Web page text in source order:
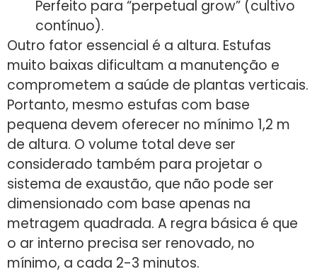
Perfeito para “perpetual grow” (cultivo
contínuo).
Outro fator essencial é a altura. Estufas
muito baixas dificultam a manutenção e
comprometem a saúde de plantas verticais.
Portanto, mesmo estufas com base
pequena devem oferecer no mínimo 1,2 m
de altura. O volume total deve ser
considerado também para projetar o
sistema de exaustão, que não pode ser
dimensionado com base apenas na
metragem quadrada. A regra básica é que
o ar interno precisa ser renovado, no
mínimo, a cada 2-3 minutos.